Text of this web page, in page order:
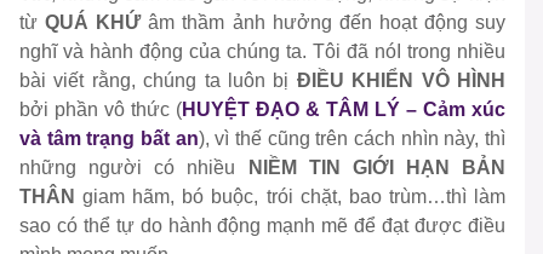
từQUÁ KHỨâm thầm ảnh hưởng đến hoạt động suy
nghĩ và hành động của chúng ta. Tôi đã nóI trong nhiều
bài viết rằng, chúng ta luôn bị ĐIỀU KHIỂN VÔ HÌNH
bởi phần vô thức (HUYỆT ĐẠO & TÂM LÝ – Cảm xúc
và tâm trạng bất an), vì thế cũng trên cách nhìn này, thì
những người có nhiều
NIỀM TIN GIỚI HẠN BẢN
THÂN giam hãm, bó buộc, trói chặt, bao trùm…thì làm
sao có thể tự do hành động mạnh mẽ để đạt được điều